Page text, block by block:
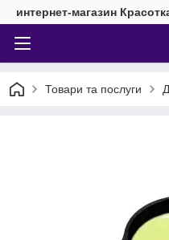
интернет-магазин
Товари та послуги